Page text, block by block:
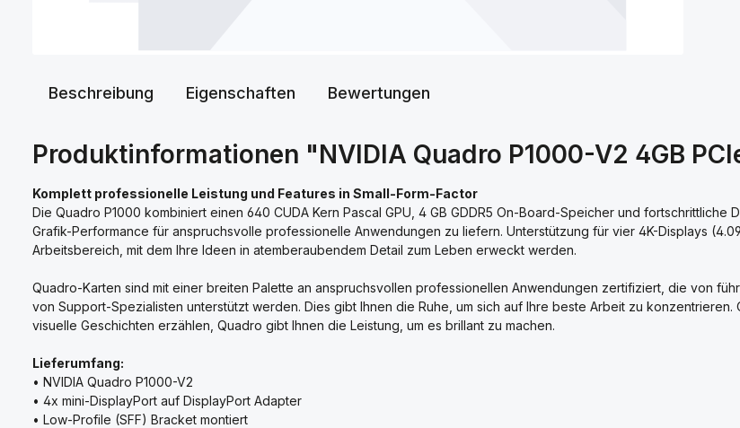
Beschreibung Eigenschaften Bewertungen
Produktinformationen "NVIDIA Quadro P1000-V2 4GB
Komplett professionelle Leistung und Features in Small-Form-Factor
Die Quadro P1000 kombiniert einen 640 CUDA Kern Pascal GPU, 4 GB GDDR5 On-Board-Speicher und
Grafik-Performance für anspruchsvolle professionelle Anwendungen zu liefern. Unterstützung für vier 4K-Displays
Arbeitsbereich, mit dem Ihre Ideen in atemberaubendem Detail zum Leben erweckt werden.
Quadro-Karten sind mit einer breiten Palette an anspruchsvollen professionellen Anwendungen zertifiziert, die von
von Support-Spezialisten unterstützt werden. Dies gibt Ihnen die Ruhe, um sich auf Ihre beste Arbeit zu
visuelle Geschichten erzählen, Quadro gibt Ihnen die Leistung, um es brillant zu machen.
Lieferumfang:
• NVIDIA Quadro P1000-V2
• 4x mini-DisplayPort auf DisplayPort Adapter
• Low-Profile (SFF) Bracket montiert